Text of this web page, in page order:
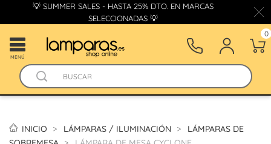
💡 SUMMER SALES - HASTA 25% DTO. EN MARCAS
SELECCIONADAS 💡
MENÚ
0
INICIO LÁMPARAS / ILUMINACIÓN
LÁMPARAS DE